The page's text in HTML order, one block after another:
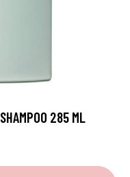
285 ML